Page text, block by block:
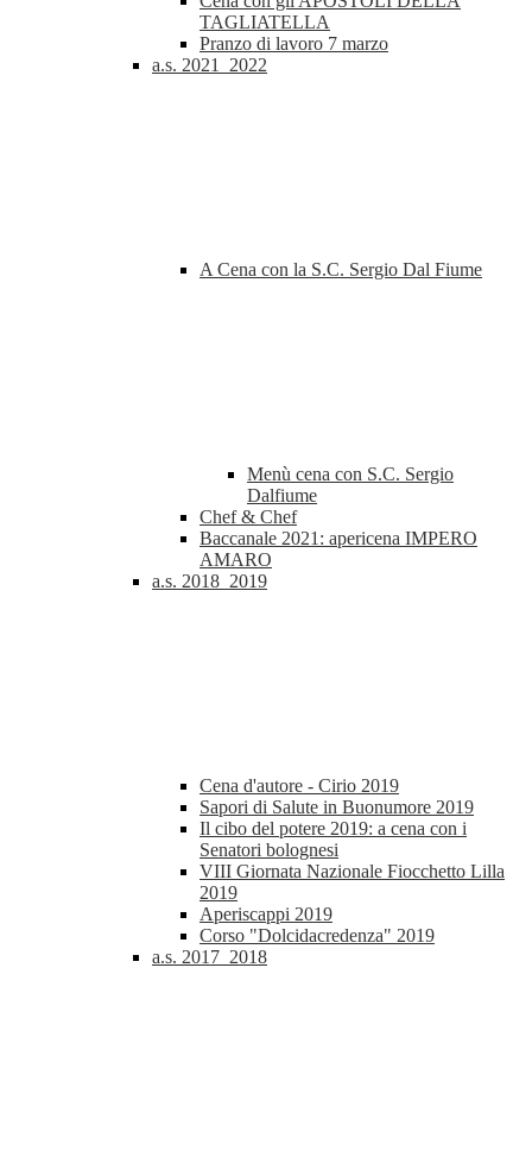
TAGLIATELLA
Pranzo di lavoro 7 marzo
a.s. 2021_2022
A Cena con la S.C. Sergio Dal Fiume
Menù cena con S.C. Sergio
Dalfiume
Chef & Chef
Baccanale 2021: apericena IMPERO
AMARO
a.s. 2018_2019
Cena d'autore - Cirio 2019
Sapori di Salute in Buonumore 2019
Il cibo del potere 2019: a cena con i
Senatori bolognesi
VIII Giornata Nazionale Fiocchetto Lilla
2019
Aperiscappi 2019
Corso "Dolcidacredenza" 2019
a.s. 2017_2018